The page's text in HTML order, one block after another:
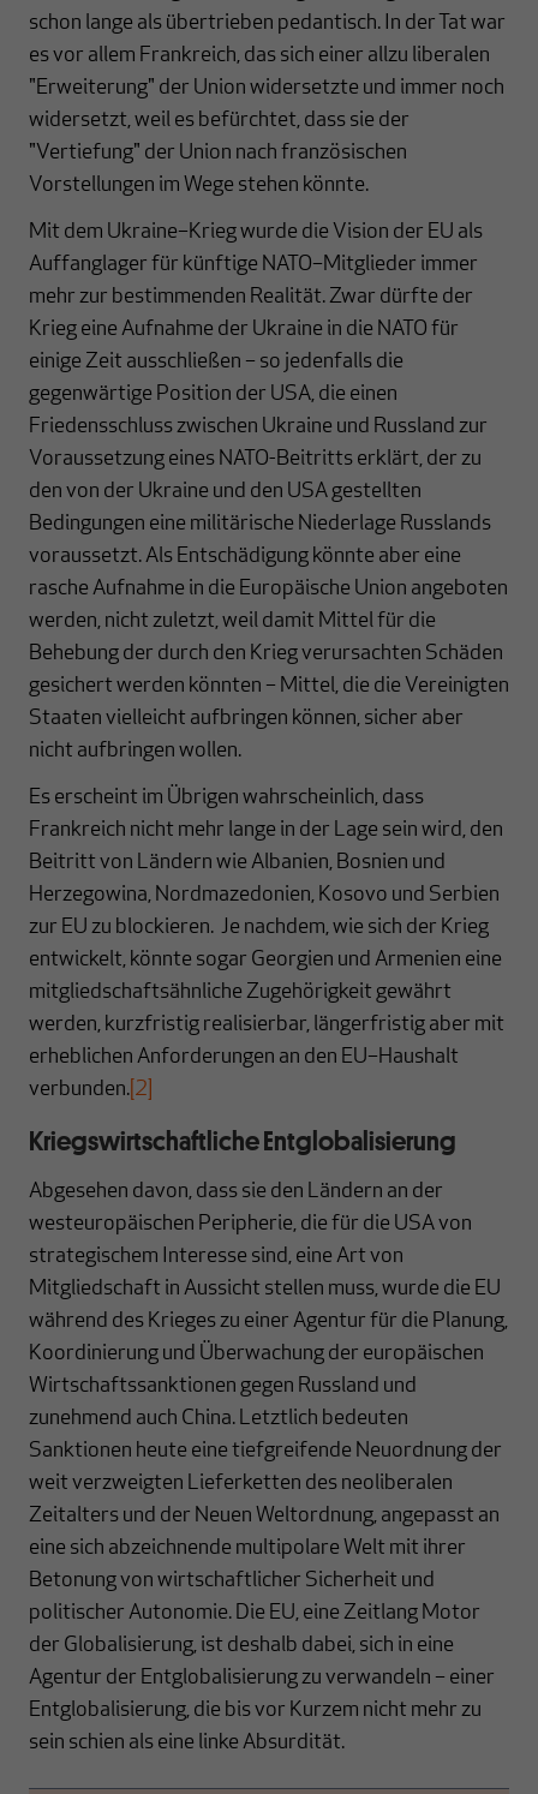
schon lange als übertrieben pedantisch. In der Tat war
es vor allem Frankreich, das sich einer allzu liberalen
"Erweiterung" der Union widersetzte und immer noch
widersetzt, weil es befürchtet, dass sie der
"Vertiefung" der Union nach französischen
Vorstellungen im Wege stehen könnte.
Mit dem Ukraine–Krieg wurde die Vision der EU als
Auffanglager für künftige NATO–Mitglieder immer
mehr zur bestimmenden Realität. Zwar dürfte der
Krieg eine Aufnahme der Ukraine in die NATO für
einige Zeit ausschließen – so jedenfalls die
gegenwärtige Position der USA, die einen
Friedensschluss zwischen Ukraine und Russland zur
Voraussetzung eines NATO-Beitritts erklärt, der zu
den von der Ukraine und den USA gestellten
Bedingungen eine militärische Niederlage Russlands
voraussetzt. Als Entschädigung könnte aber eine
rasche Aufnahme in die Europäische Union angeboten
werden, nicht zuletzt, weil damit Mittel für die
Behebung der durch den Krieg verursachten Schäden
gesichert werden könnten – Mittel, die die Vereinigten
Staaten vielleicht aufbringen können, sicher aber
nicht aufbringen wollen.
Es erscheint im Übrigen wahrscheinlich, dass
Frankreich nicht mehr lange in der Lage sein wird, den
Beitritt von Ländern wie Albanien, Bosnien und
Herzegowina, Nordmazedonien, Kosovo und Serbien
zur EU zu blockieren. Je nachdem, wie sich der Krieg
entwickelt, könnte sogar Georgien und Armenien eine
mitgliedschaftsähnliche Zugehörigkeit gewährt
werden, kurzfristig realisierbar, längerfristig aber mit
erheblichen Anforderungen an den EU–Haushalt
verbunden. [2]
Kriegswirtschaftliche Entglobalisierung
Abgesehen davon, dass sie den Ländern an der
westeuropäischen Peripherie, die für die USA von
strategischem Interesse sind, eine Art von
Mitgliedschaft in Aussicht stellen muss, wurde die EU
während des Krieges zu einer Agentur für die Planung,
Koordinierung und Überwachung der europäischen
Wirtschaftssanktionen gegen Russland und
zunehmend auch China. Letztlich bedeuten
Sanktionen heute eine tiefgreifende Neuordnung der
weit verzweigten Lieferketten des neoliberalen
Zeitalters und der Neuen Weltordnung, angepasst an
eine sich abzeichnende multipolare Welt mit ihrer
Betonung von wirtschaftlicher Sicherheit und
politischer Autonomie. Die EU, eine Zeitlang Motor
der Globalisierung, ist deshalb dabei, sich in eine
Agentur der Entglobalisierung zu verwandeln – einer
Entglobalisierung, die bis vor Kurzem nicht mehr zu
sein schien als eine linke Absurdität.